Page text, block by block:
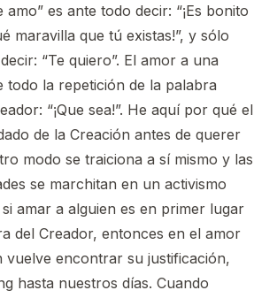
amo” es ante todo decir: “¡Es bonito
maravilla que tú existas!”, y sólo
“Te quiero”. El amor a una
todo la repetición de la palabra
“¡Que sea!”. He aquí por qué el
de la Creación antes de querer
modo se traiciona a sí mismo y las
se marchitan en un activismo
amar a alguien es en primer lugar
del Creador, entonces en el amor
vuelve encontrar su justificación,
hasta nuestros días. Cuando